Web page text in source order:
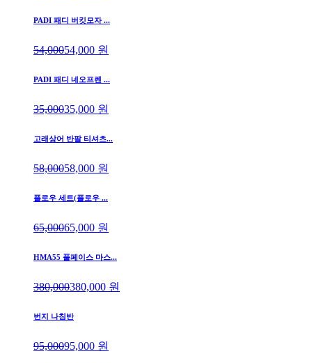
PADI 패디 버킷모자 ...
54,00054,000 원
PADI 패디 네오프렌 ...
35,00035,000 원
고래상어 반팔 티셔츠...
58,00058,000 원
플로우 세트(플로우 ...
65,00065,000 원
HMA55 풀페이스 마스...
380,000380,000 원
번지 나침반
95,00095,000 원